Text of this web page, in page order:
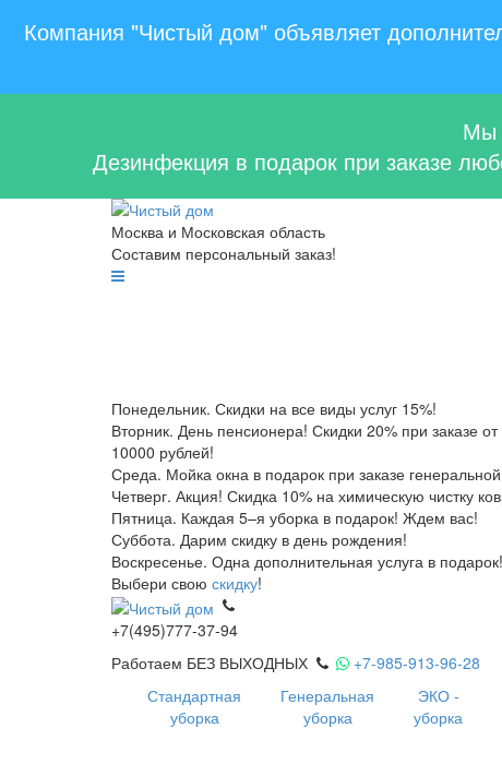
Компания "Чистый дом" объявляет
Мы
Дезинфекция в подарок при заказе
Москва и Московская область
Составим персональный заказ!
Понедельник. Скидки на все виды услуг 15%!
Вторник. День пенсионера! Скидки 20% при заказе от
10000 рублей!
Среда. Мойка окна в подарок при заказе
Четверг. Акция! Скидка 10% на химическую чистку
Пятница. Каждая 5–я уборка в подарок! Ждем вас!
Суббота. Дарим скидку в день рождения!
Воскресенье. Одна дополнительная услуга в подарок!
Выбери свою скидку!
+7(495)777-37-94
Работаем БЕЗ ВЫХОДНЫХ
+7-985-913-96-28
Стандартная
уборка
Генеральная
уборка
ЭКО -
уборка